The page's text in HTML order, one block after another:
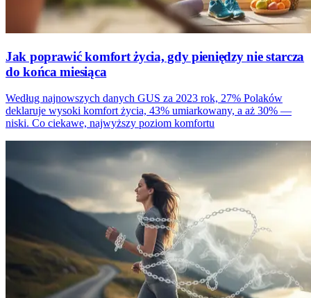
Jak poprawić komfort życia, gdy pieniędzy nie starcza
do końca miesiąca
Według najnowszych danych GUS za 2023 rok, 27% Polaków
deklaruje wysoki komfort życia, 43% umiarkowany, a aż 30% —
niski. Co ciekawe, najwyższy poziom komfortu